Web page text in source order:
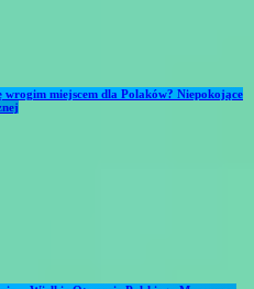
miejscem dla Polaków? Niepokojące